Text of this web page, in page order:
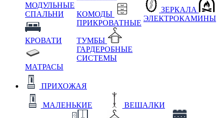
МОДУЛЬНЫЕ
СПАЛЬНИ
КРОВАТИ
МАТРАСЫ
КОМОДЫ
ПРИКРОВАТНЫЕ
ТУМБЫ
ГАРДЕРОБНЫЕ
СИСТЕМЫ
ЗЕРКАЛА
ЭЛЕКТРОКАМИНЫ
ПРИХОЖАЯ
МАЛЕНЬКИЕ ВЕШАЛКИ